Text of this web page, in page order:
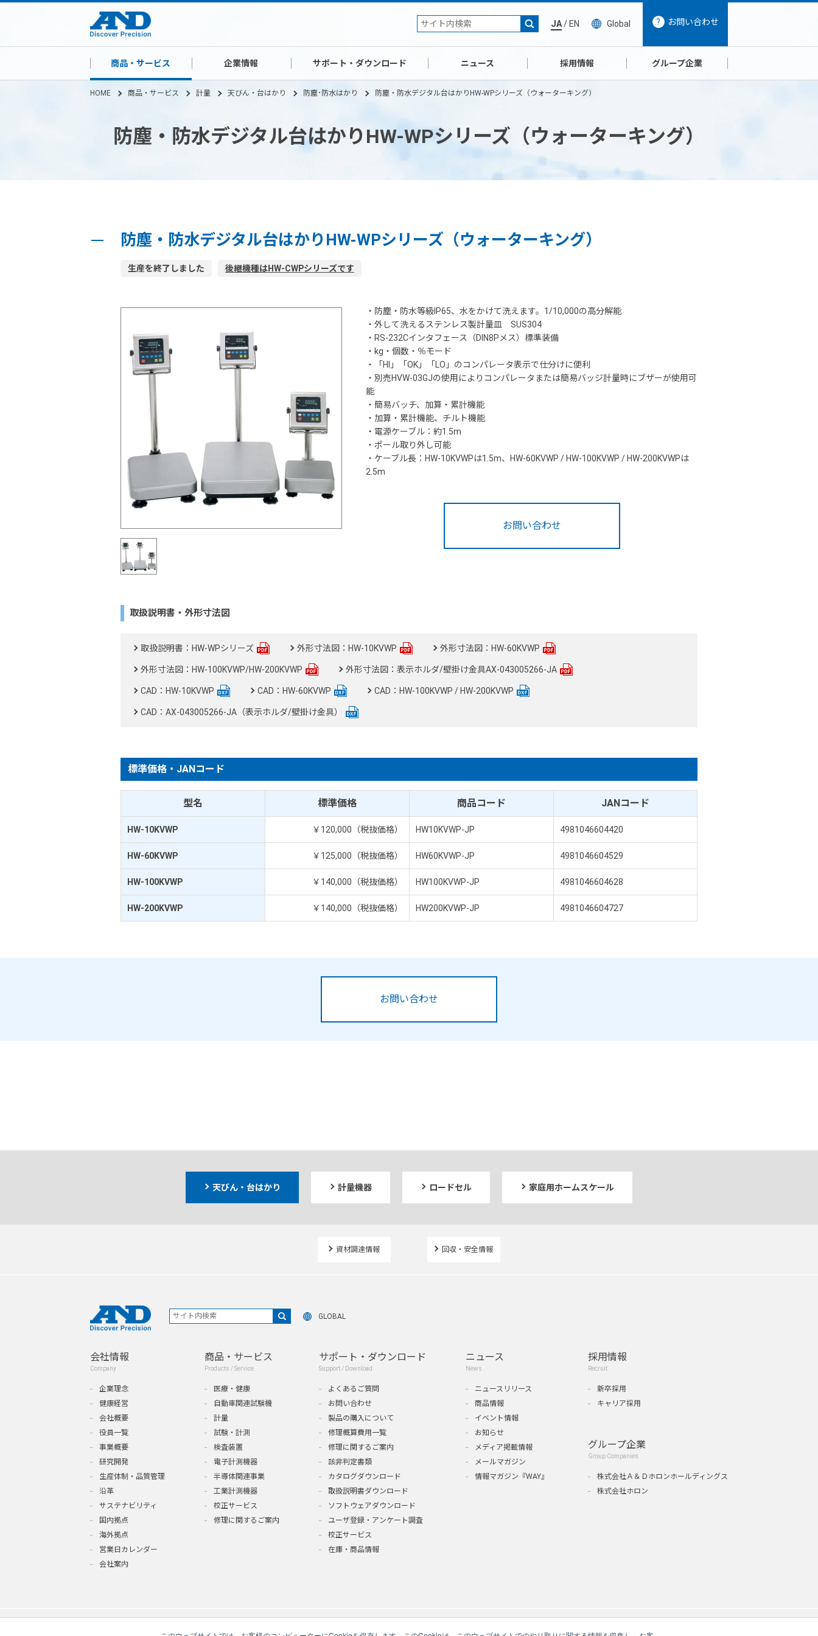
JA/ EN Global お問い合わせ
商品・サービス 企業情報 サポート・ダウンロード ニュース 採用情報 グループ企業
HOME 商品・サービス 計量 天びん・台はかり 防塵･防水はかり 防塵・防水デジタル台はかりHW-WPシリーズ（ウォーターキング）
防塵・防水デジタル台はかりHW-WPシリーズ（ウォーターキング）
防塵・防水デジタル台はかりHW-WPシリーズ（ウォーターキング）
生産を終了しました 後継機種はHW-CWPシリーズです
・防塵・防水等級IP65、水をかけて洗えます。1/10,000の高分解能
・外して洗えるステンレス製計量皿 SUS304
・RS-232Cインタフェース（DIN8Pメス）標準装備
・kg・個数・％モード
・「HI」「OK」「LO」のコンパレータ表示で仕分けに便利
・別売HVW-03GJの使用によりコンパレータまたは簡易バッジ計量時にブザーが使用可
能
・簡易バッチ、加算・累計機能
・加算・累計機能、チルト機能
・電源ケーブル：約1.5m
・ポール取り外し可能
・ケーブル長：HW-10KVWPは1.5m、HW-60KVWP / HW-100KVWP / HW-200KVWPは
2.5m
お問い合わせ
取扱説明書・外形寸法図
取扱説明書：HW-WPシリーズ 外形寸法図：HW-10KVWP 外形寸法図：HW-60KVWP
外形寸法図：HW-100KVWP/HW-200KVWP 外形寸法図：表示ホルダ/壁掛け金具AX-043005266-JA
CAD：HW-10KVWP CAD：HW-60KVWP CAD：HW-100KVWP / HW-200KVWP
CAD：AX-043005266-JA（表示ホルダ/壁掛け金具）
標準価格・JANコード
型名 標準価格 商品コード JANコード
HW-10KVWP ￥120,000（税抜価格） HW10KVWP-JP 4981046604420
HW-60KVWP ￥125,000（税抜価格） HW60KVWP-JP 4981046604529
HW-100KVWP ￥140,000（税抜価格） HW100KVWP-JP 4981046604628
HW-200KVWP ￥140,000（税抜価格） HW200KVWP-JP 4981046604727
お問い合わせ
天びん・台はかり 計量機器 ロードセル 家庭用ホームスケール
資材調達情報 回収・安全情報
GLOBAL
会社情報
Company
企業理念
健康経営
会社概要
役員一覧
事業概要
研究開発
生産体制・品質管理
沿革
サステナビリティ
国内拠点
海外拠点
営業日カレンダー
会社案内
商品・サービス
Products / Service
医療・健康
自動車関連試験機
計量
試験・計測
検査装置
電子計測機器
半導体関連事業
工業計測機器
校正サービス
修理に関するご案内
サポート・ダウンロード
Support / Download
よくあるご質問
お問い合わせ
製品の購入について
修理概算費用一覧
修理に関するご案内
該非判定書類
カタログダウンロード
取扱説明書ダウンロード
ソフトウェアダウンロード
ユーザ登録・アンケート調査
校正サービス
在庫・商品情報
ニュース
News
ニュースリリース
商品情報
イベント情報
お知らせ
メディア掲載情報
メールマガジン
情報マガジン『WAY』
採用情報
Recruit
新卒採用
キャリア採用
グループ企業
Group Companies
株式会社Ａ＆Ｄホロンホールディングス
株式会社ホロン